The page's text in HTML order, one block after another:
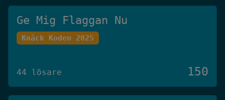
Ge Mig Flaggan Nu
Knäck Koden 2025
44 lösare 150